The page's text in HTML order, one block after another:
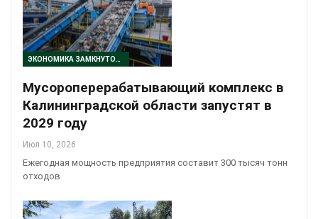
ЭКОНОМИКА ЗАМКНУТОГО ЦИКЛА
Мусороперерабатывающий комплекс в
Калининградской области запустят в
2029 году
Июл 10, 2026
Ежегодная мощность предприятия составит 300 тысяч тонн
отходов